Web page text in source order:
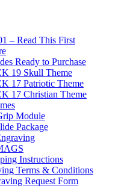
– Read This First
Ready to Purchase
19 Skull Theme
17 Patriotic Theme
17 Christian Theme
Module
Package
Instructions
Terms & Conditions
Request Form